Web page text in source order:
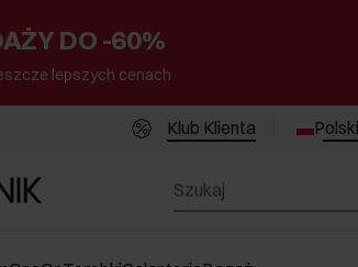
DO -60%
lepszych cenach
Klub Klienta